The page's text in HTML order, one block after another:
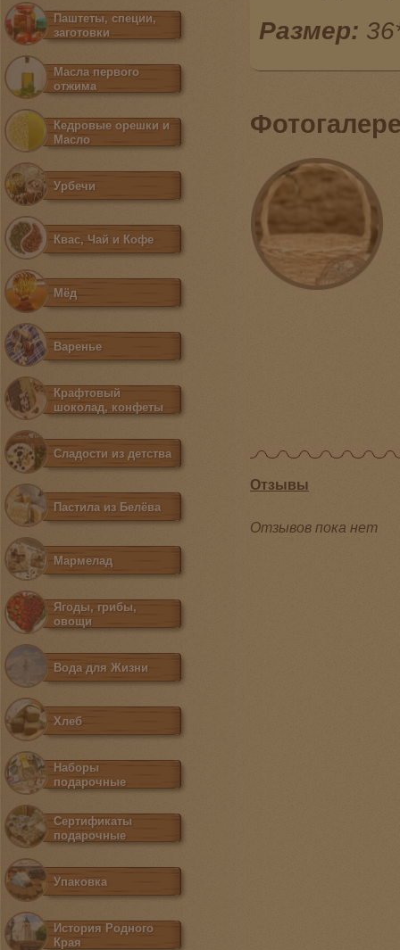
Размер:
Отзывы
Отзывов пока нет
Паштеты, специи,
заготовки
Масла первого
отжима
Кедровые орешки и
Масло
Урбечи
Квас, Чай и Кофе
Мёд
Варенье
Крафтовый
шоколад, конфеты
Сладости из детства
Пастила из Белёва
Мармелад
Ягоды, грибы,
овощи
Вода для Жизни
Хлеб
Наборы
подарочные
Сертификаты
подарочные
Упаковка
История Родного
Края